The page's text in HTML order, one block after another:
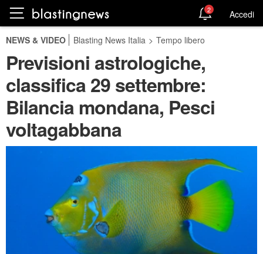
2 Accedi
NEWS & VIDEO Blasting News Italia > Tempo libero
Previsioni astrologiche,
classifica 29 settembre:
Bilancia mondana, Pesci
voltagabbana